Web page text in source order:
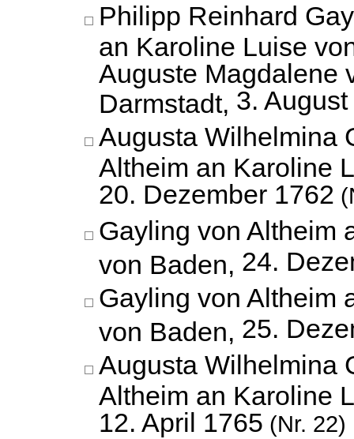
Philipp Reinhard
an Karoline Luise
Auguste Magdalene
Darmstadt, 3.
Augusta Wilhelmina
Altheim an Karoline
20. Dezember 1762
Gayling von Altheim
von Baden, 24.
Gayling von Altheim
von Baden, 25.
Augusta Wilhelmina
Altheim an Karoline
12. April 1765 (Nr. 22)